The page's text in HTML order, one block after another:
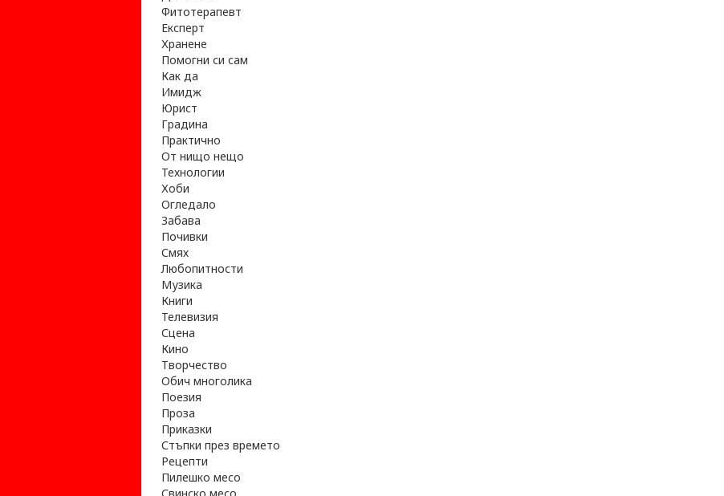
Фитотерапевт
Експерт
Хранене
Помогни си сам
Как да
Имидж
Юрист
Градина
Практично
От нищо нещо
Технологии
Хоби
Огледало
Забава
Почивки
Смях
Любопитности
Музика
Книги
Телевизия
Сцена
Кино
Творчество
Обич многолика
Поезия
Проза
Приказки
Стъпки през времето
Рецепти
Пилешко месо